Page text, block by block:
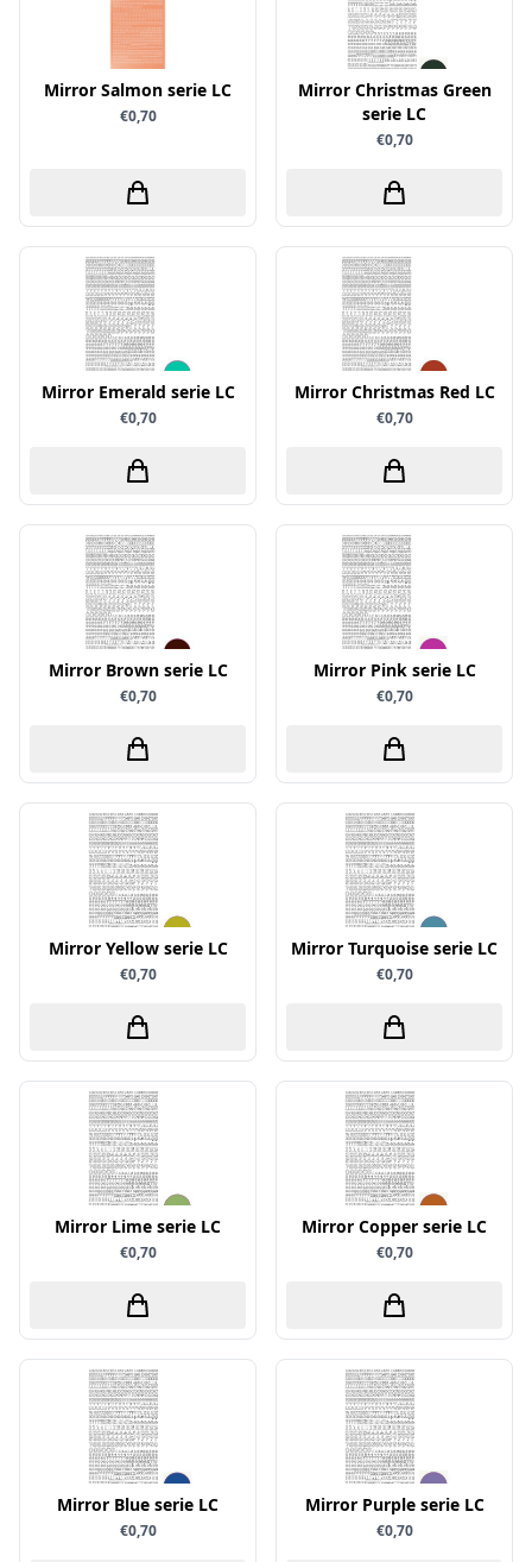
Little Birdie
Maja Design
Marianne Design
Memento
Mintay
Morgana Fantasy
Nellie Snellen
Nellie's Choice
Nuvo
Overige
Paper Favourites
Paperfuel
Papers for You
Piatek13
Precious Marieke
Prills
Ranger
Rayher
Reprint
Scrap-Boys
ScrapAndMe
Sizzix
Sparkles
Spectrum Noir
Spellbinders
Sprinkletz
Stamperia
Starform
Steadler
Stitch & Do
Te Gekke Krijtjes
The Paper Boutique
Tombow
Totally - Tiffany
Vaessen Creative
van Gogh
Mirror Salmon serie LC
€0,70
Mirror Christmas Green
serie LC
€0,70
Mirror Emerald serie LC
€0,70
Mirror Christmas Red LC
€0,70
Mirror Brown serie LC
€0,70
Mirror Pink serie LC
€0,70
Mirror Yellow serie LC
€0,70
Mirror Turquoise serie LC
€0,70
Mirror Lime serie LC
€0,70
Mirror Copper serie LC
€0,70
Mirror Blue serie LC
€0,70
Mirror Purple serie LC
€0,70